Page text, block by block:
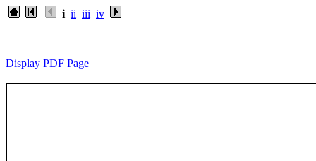
i ii iii iv
Display PDF Page